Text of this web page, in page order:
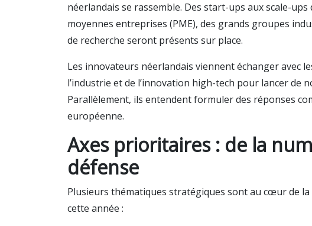
néerlandais se rassemble. Des start-ups aux scale-
moyennes entreprises (PME), des grands groupes
de recherche seront présents sur place.
Les innovateurs néerlandais viennent échanger avec
l’industrie et de l’innovation high-tech pour lancer de
Parallèlement, ils entendent formuler des réponses
européenne.
Axes prioritaires : de la
défense
Plusieurs thématiques stratégiques sont au cœur de
cette année :